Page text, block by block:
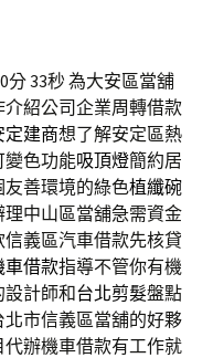
分 33秒為大安區當舖
介紹公司企業周轉借款
定建商想了解安定區熱
變色功能吸頂燈簡約居
善環境的綠色植纖碗
中山區當舖急需資金
義區汽車借款先核貸
車借款指導不管你有機
計師和台北剪髮盤點
市信義區當舖的好夥
辦機車借款有工作就